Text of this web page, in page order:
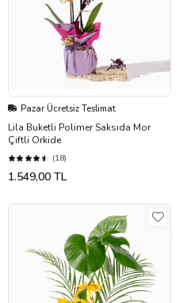
Pazar Ücretsiz Teslimat
Lila Buketli Polimer Saksıda Mor
Çiftli Orkide
(18)
1.549,00 TL